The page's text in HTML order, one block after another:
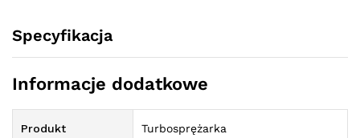
Specyfikacja
Informacje dodatkowe
Produkt Turbosprężarka